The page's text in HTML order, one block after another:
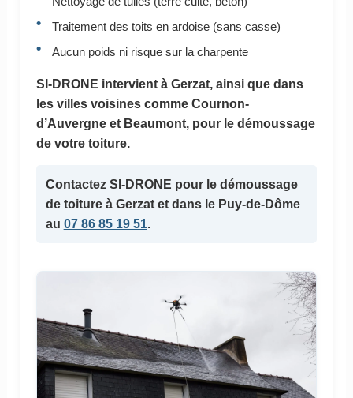
Traitement des toits en ardoise (sans casse)
Aucun poids ni risque sur la charpente
SI-DRONE intervient à Gerzat, ainsi que dans
les villes voisines comme Cournon-
d’Auvergne et Beaumont, pour le démoussage
de votre toiture.
Contactez SI-DRONE pour le démoussage
de toiture à Gerzat et dans le Puy-de-Dôme
au 07 86 85 19 51.